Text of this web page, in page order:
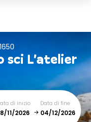
sci L'atelier
di inizio Data di fine